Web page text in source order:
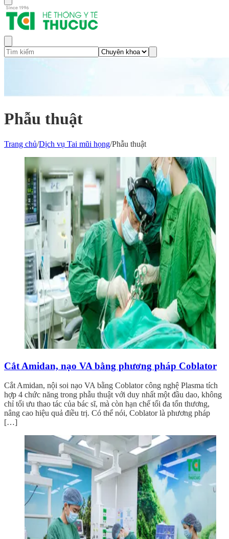
Phẫu thuật
Trang chủ/Dịch vụ Tai mũi họng/Phẫu thuật
Cắt Amidan, nạo VA bằng phương pháp Coblator
Cắt Amidan, nội soi nạo VA bằng Coblator công nghệ Plasma tích
hợp 4 chức năng trong phẫu thuật với duy nhất một đầu dao, không
chỉ tối ưu thao tác của bác sĩ, mà còn hạn chế tối đa tổn thương,
nâng cao hiệu quả điều trị. Có thể nói, Coblator là phương pháp
[…]